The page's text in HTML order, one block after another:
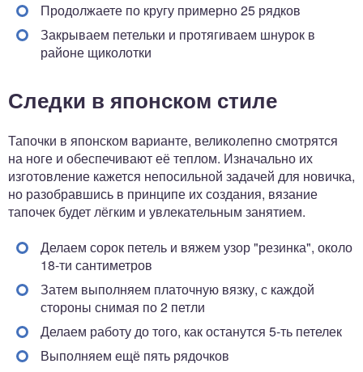
Продолжаете по кругу примерно 25 рядков
Закрываем петельки и протягиваем шнурок в
районе щиколотки
Следки в японском стиле
Тапочки в японском варианте, великолепно смотрятся
на ноге и обеспечивают её теплом. Изначально их
изготовление кажется непосильной задачей для новичка,
но разобравшись в принципе их создания, вязание
тапочек будет лёгким и увлекательным занятием.
Делаем сорок петель и вяжем узор "резинка", около
18-ти сантиметров
Затем выполняем платочную вязку, с каждой
стороны снимая по 2 петли
Делаем работу до того, как останутся 5-ть петелек
Выполняем ещё пять рядочков